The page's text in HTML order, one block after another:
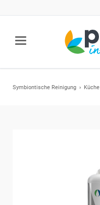
Symbiontische Reinigung Küche